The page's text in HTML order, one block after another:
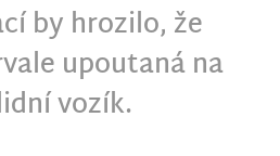
by hrozilo, že
upoutaná na
vozík.